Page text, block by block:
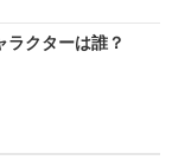
ラクターは誰？